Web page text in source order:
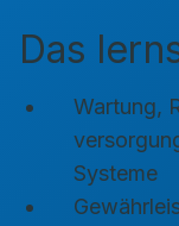
Das
Wartung,
Systeme